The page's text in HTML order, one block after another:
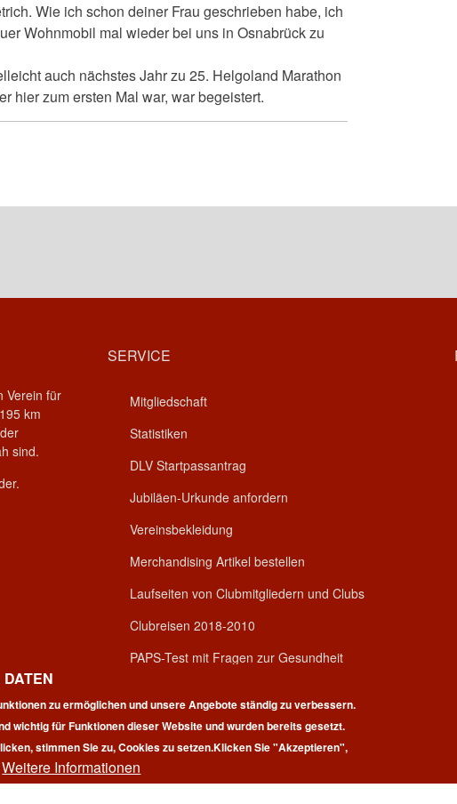
Wie ich schon deiner Frau geschrieben habe, ich
Wohnmobil mal wieder bei uns in Osnabrück zu
auch nächstes Jahr zu 25. Helgoland Marathon
hier zum ersten Mal war, war begeistert.
Verein für
km
sind.
SERVICE
Mitgliedschaft
Statistiken
DLV Startpassantrag
Jubiläen-Urkunde anfordern
Vereinsbekleidung
Merchandising Artikel bestellen
Laufseiten von Clubmitgliedern und Clubs
Clubreisen 2018-2010
PAPS-Test mit Fragen zur Gesundheit
Copyright © 2026 | 100 Marathon Club Deutschland e.V. | All rights
zu ermöglichen und unsere Angebote ständig zu verbessern.
wichtig für Funktionen dieser Website und wurden bereits gesetzt.
stimmen Sie zu, Cookies zu setzen.Klicken Sie "Akzeptieren",
Weitere Informationen